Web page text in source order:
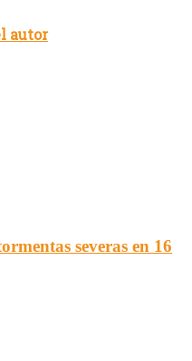
autor
severas en 16